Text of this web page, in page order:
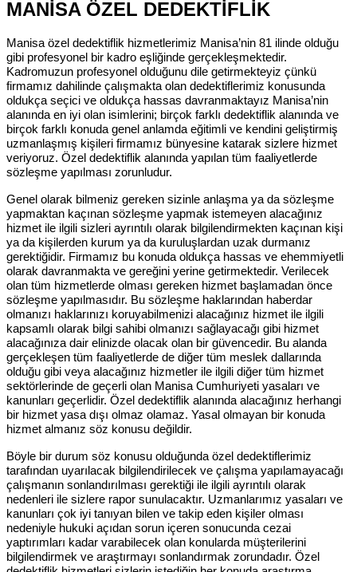
MANİSA ÖZEL DEDEKTİFLİK
Manisa özel dedektiflik hizmetlerimiz Manisa’nin 81 ilinde olduğu
gibi profesyonel bir kadro eşliğinde gerçekleşmektedir.
Kadromuzun profesyonel olduğunu dile getirmekteyiz çünkü
firmamız dahilinde çalışmakta olan dedektiflerimiz konusunda
oldukça seçici ve oldukça hassas davranmaktayız Manisa’nin
alanında en iyi olan isimlerini; birçok farklı dedektiflik alanında ve
birçok farklı konuda genel anlamda eğitimli ve kendini geliştirmiş
uzmanlaşmış kişileri firmamız bünyesine katarak sizlere hizmet
veriyoruz. Özel dedektiflik alanında yapılan tüm faaliyetlerde
sözleşme yapılması zorunludur.
Genel olarak bilmeniz gereken sizinle anlaşma ya da sözleşme
yapmaktan kaçınan sözleşme yapmak istemeyen alacağınız
hizmet ile ilgili sizleri ayrıntılı olarak bilgilendirmekten kaçınan kişi
ya da kişilerden kurum ya da kuruluşlardan uzak durmanız
gerektiğidir. Firmamız bu konuda oldukça hassas ve ehemmiyetli
olarak davranmakta ve gereğini yerine getirmektedir. Verilecek
olan tüm hizmetlerde olması gereken hizmet başlamadan önce
sözleşme yapılmasıdır. Bu sözleşme haklarından haberdar
olmanızı haklarınızı koruyabilmenizi alacağınız hizmet ile ilgili
kapsamlı olarak bilgi sahibi olmanızı sağlayacağı gibi hizmet
alacağınıza dair elinizde olacak olan bir güvencedir. Bu alanda
gerçekleşen tüm faaliyetlerde de diğer tüm meslek dallarında
olduğu gibi veya alacağınız hizmetler ile ilgili diğer tüm hizmet
sektörlerinde de geçerli olan Manisa Cumhuriyeti yasaları ve
kanunları geçerlidir. Özel dedektiflik alanında alacağınız herhangi
bir hizmet yasa dışı olmaz olamaz. Yasal olmayan bir konuda
hizmet almanız söz konusu değildir.
Böyle bir durum söz konusu olduğunda özel dedektiflerimiz
tarafından uyarılacak bilgilendirilecek ve çalışma yapılamayacağı
çalışmanın sonlandırılması gerektiği ile ilgili ayrıntılı olarak
nedenleri ile sizlere rapor sunulacaktır. Uzmanlarımız yasaları ve
kanunları çok iyi tanıyan bilen ve takip eden kişiler olması
nedeniyle hukuki açıdan sorun içeren sonucunda cezai
yaptırımları kadar varabilecek olan konularda müşterilerini
bilgilendirmek ve araştırmayı sonlandırmak zorundadır. Özel